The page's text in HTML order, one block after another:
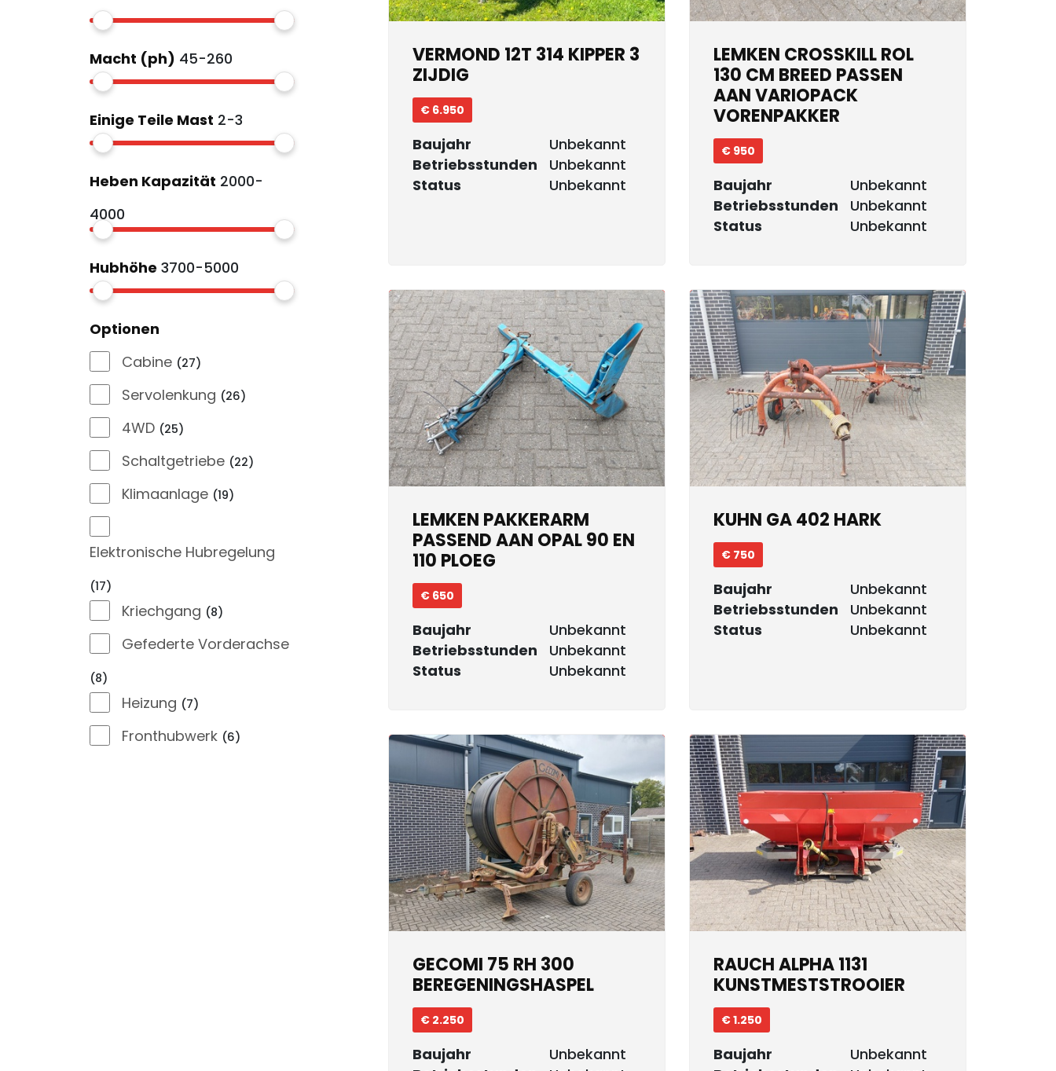
Macht (ph) 45-260
Einige Teile Mast 2-3
Heben Kapazität 2000-
4000
Hubhöhe 3700-5000
Optionen
Cabine
27
Servolenkung 26
4WD 25
Schaltgetriebe 22
Klimaanlage 19
Elektronische Hubregelung
17
Kriechgang 8
Gefederte Vorderachse
8
Heizung 7
Fronthubwerk 6
VERMOND 12T 314 KIPPER 3
ZIJDIG
€ 6.950
Baujahr
Unbekannt
Betriebsstunden
Unbekannt
Status
Unbekannt
LEMKEN CROSSKILL ROL
130 CM BREED PASSEN
AAN VARIOPACK
VORENPAKKER
€ 950
Baujahr
Unbekannt
Betriebsstunden
Unbekannt
Status
Unbekannt
LEMKEN PAKKERARM
PASSEND AAN OPAL 90 EN
110 PLOEG
€ 650
Baujahr
Unbekannt
Betriebsstunden
Unbekannt
Status
Unbekannt
KUHN GA 402 HARK
€ 750
Baujahr
Unbekannt
Betriebsstunden
Unbekannt
Status
Unbekannt
GECOMI 75 RH 300
BEREGENINGSHASPEL
€ 2.250
Baujahr
Unbekannt
RAUCH ALPHA 1131
KUNSTMESTSTROOIER
€ 1.250
Baujahr
Unbekannt